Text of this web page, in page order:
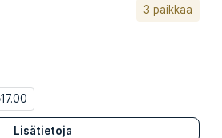
17.00
3 paikkaa
Lisätietoja